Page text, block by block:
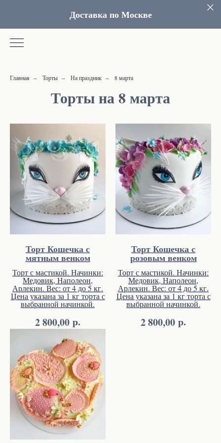
Доставка по Москве
Главная → Торты → На праздник → 8 марта
Торты на 8 марта
Торт Кошечка с
мятным венком
Торт с мастикой. Начинки:
Медовик, Наполеон,
Арлекин. Вес: от 4 до 5 кг.
Цена указана за 1 кг торта с
выбранной начинкой.
2 800,00 р.
Торт Кошечка с
розовым венком
Торт с мастикой. Начинки:
Медовик, Наполеон,
Арлекин. Вес: от 4 до 5 кг.
Цена указана за 1 кг торта с
выбранной начинкой.
2 800,00 р.